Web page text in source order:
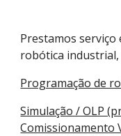
Prestamos serviço
robótica industrial,
Programação de
Simulação / OLP
Comissionamento